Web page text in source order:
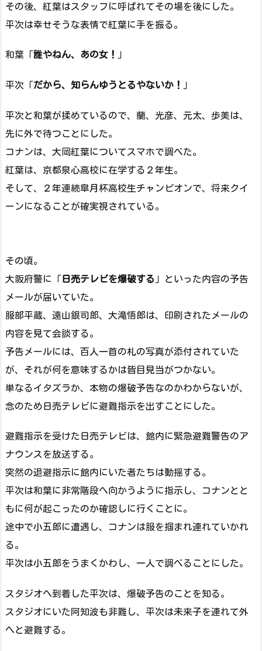
その後、紅葉はスタッフに呼ばれてその場を後にした。
平次は幸せそうな表情で紅葉に手を振る。
和葉「誰やねん、あの女！ 」
平次「だから、知らんゆうとるやないか！ 」
平次と和葉が揉めているので、蘭、光彦、元太、歩美は、
先に外で待つことにした。
コナンは、大岡紅葉についてスマホで調べた。
紅葉は、京都泉心高校に在学する２年生。
そして、２年連続皐月杯高校生チャンピオンで、将来クイ
ーンになることが確実視されている。
その頃。
大阪府警に「日売テレビを爆破する 」といった内容の予告
メールが届いていた。
服部平蔵、遠山銀司郎、大滝悟郎は、印刷されたメールの
内容を見て会談する。
予告メールには、百人一首の札の写真が添付されていた
が、それが何を意味するかは皆目見当がつかない。
単なるイタズラか、本物の爆破予告なのかわからないが、
念のため日売テレビに避難指示を出すことにした。
避難指示を受けた日売テレビは、館内に緊急避難警告のア
ナウンスを放送する。
突然の退避指示に館内にいた者たちは動揺する。
平次は和葉に非常階段へ向かうように指示し、コナンとと
もに何が起こったのか確認しに行くことに。
途中で小五郎に遭遇し、コナンは服を掴まれ連れていかれ
る。
平次は小五郎をうまくかわし、一人で調べることにした。
スタジオへ到着した平次は、爆破予告のことを知る。
スタジオにいた阿知波も非難し、平次は未来子を連れて外
へと避難する。